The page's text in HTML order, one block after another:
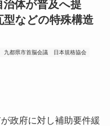
体が普及へ提
型などの特殊構造
九都県市首脳会議
日本規格協会
政府に対し補助要件緩